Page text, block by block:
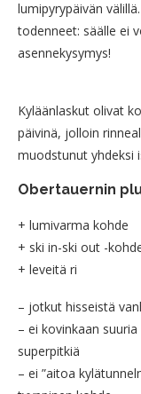
lumipyrypäivän
todenneet: säälle ei
asennekysymys!
Kyläänlaskut olivat
päivinä, jolloin
muodstunut yhdeksi
Obertauernin
+ lumivarma kohde
+ ski in-ski out -
+ leveitä ri
– jotkut hisseistä
– ei kovinkaan
superpitkiä
– ei ”aitoa